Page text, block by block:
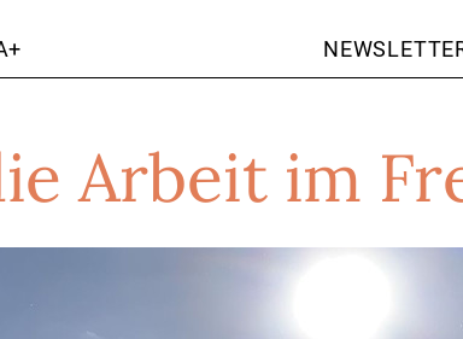
Arbeit im